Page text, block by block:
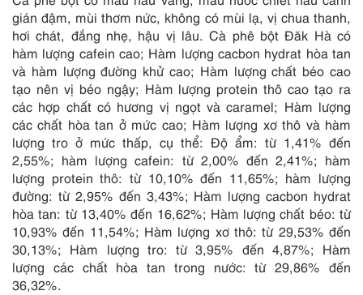
gián đậm, mùi thơm nức, không có mùi lạ, vị chua thanh,
hơi chát, đắng nhẹ, hậu vị lâu. Cà phê bột Đăk Hà có
hàm lượng cafein cao; Hàm lượng cacbon hydrat hòa tan
và hàm lượng đường khử cao; Hàm lượng chất béo cao
tạo nên vị béo ngậy; Hàm lượng protein thô cao tạo ra
các hợp chất có hương vị ngọt và caramel; Hàm lượng
các chất hòa tan ở mức cao; Hàm lượng xơ thô và hàm
lượng tro ở mức thấp, cụ thể: Độ ẩm: từ 1,41% đến
2,55%; hàm lượng cafein: từ 2,00% đến 2,41%; hàm
lượng protein thô: từ 10,10% đến 11,65%; hàm lượng
đường: từ 2,95% đến 3,43%; Hàm lượng cacbon hydrat
hòa tan: từ 13,40% đến 16,62%; Hàm lượng chất béo: từ
10,93% đến 11,54%; Hàm lượng xơ thô: từ 29,53% đến
30,13%; Hàm lượng tro: từ 3,95% đến 4,87%; Hàm
lượng các chất hòa tan trong nước: từ 29,86% đến
36,32%.